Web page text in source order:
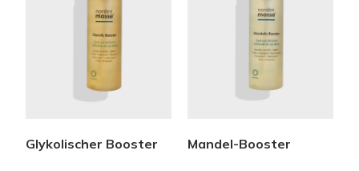
Glykolischer Booster Mandel-Booster